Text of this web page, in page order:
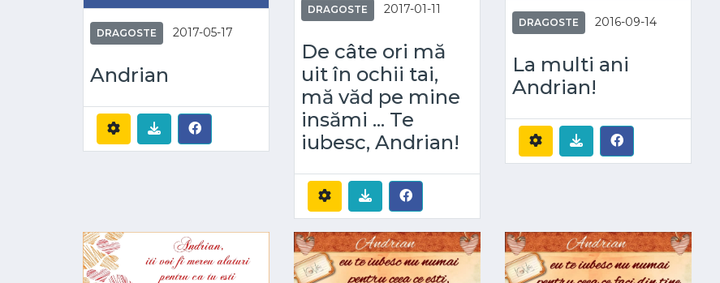
DRAGOSTE 2017-05-17
Andrian
DRAGOSTE 2017-01-11
De câte ori mă
uit în ochii tai,
mă văd pe mine
insămi ... Te
iubesc, Andrian!
DRAGOSTE 2016-09-14
La multi ani
Andrian!